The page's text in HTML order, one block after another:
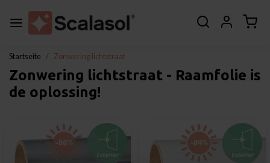
Startseite Zonwering lichtstraat
Zonwering lichtstraat - Raamfolie is
de oplossing!